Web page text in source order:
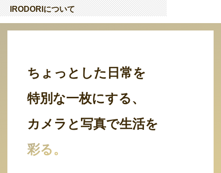
IRODORIについて
ちょっとした日常を
特別な一枚にする、
カメラと写真で生活を
彩る。